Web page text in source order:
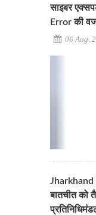
साइबर
Error की
06 Aug,
Jharkhand
बातचीत को